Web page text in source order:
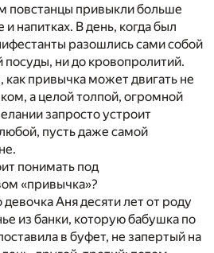
повстанцы привыкли больше
и напитках. В день, когда был
разошлись сами собой
посуды, ни до кровопролитий.
как привычка может двигать не
а целой толпой, огромной
запросто устроит
пусть даже самой
понимать под
«привычка»?
Аня десяти лет от роду
из банки, которую бабушка по
в буфет, не запертый на